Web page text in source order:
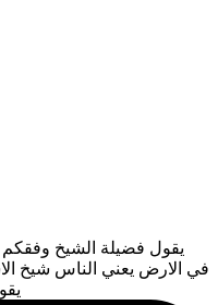
يقول فضيلة الشيخ وفقكم
في الارض يعني الناس شيخ